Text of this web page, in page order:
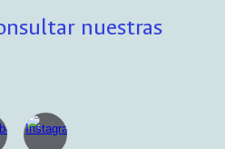
nuestras